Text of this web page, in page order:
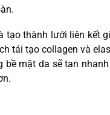
tạo thành lưới liên kết
tái tạo collagen và
bề mặt da sẽ tan